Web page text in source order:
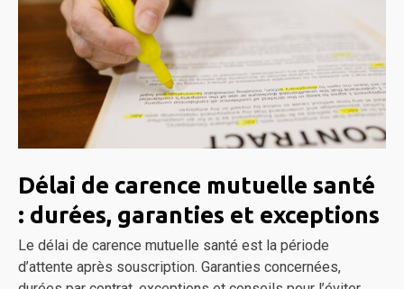
Délai de carence mutuelle santé
: durées, garanties et exceptions
Le délai de carence mutuelle santé est la période
d’attente après souscription. Garanties concernées,